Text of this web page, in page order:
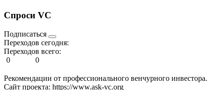
Спроси VC
Подписаться
Переходов сегодня:
Переходов всего:
0
0
Рекомендации от профессионального венчурного инвестора.
Сайт проекта: https://www.ask-vc.org